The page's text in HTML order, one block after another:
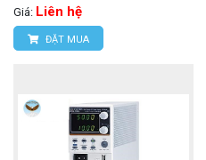
Giá: Liên hệ
ĐẶT MUA